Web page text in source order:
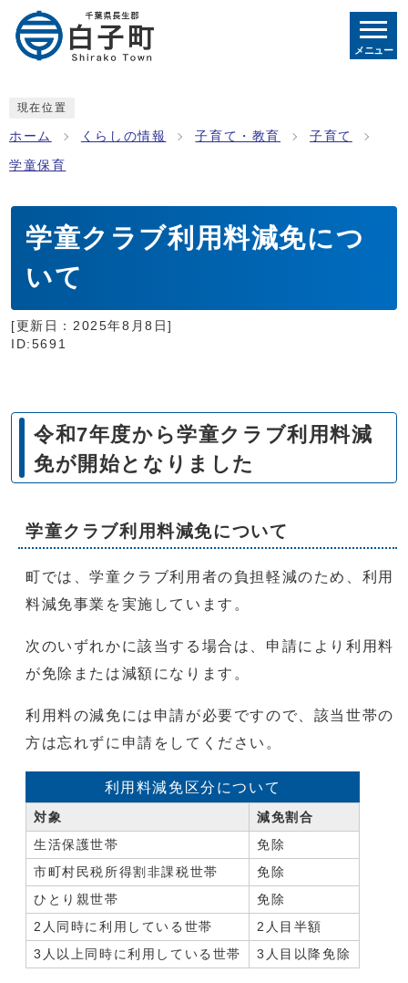
メニュー
現在位置
ホーム くらしの情報 子育て・教育 子育て
学童保育
学童クラブ利用料減免につ
いて
[更新日： 2025年8月8日]
ID:5691
令和7年度から学童クラブ利用料減
免が開始となりました
学童クラブ利用料減免について
町では、学童クラブ利用者の負担軽減のため、利用
料減免事業を実施しています。
次のいずれかに該当する場合は、申請により利用料
が免除または減額になります。
利用料の減免には申請が必要ですので、該当世帯の
方は忘れずに申請をしてください。
利用料減免区分について
対象
減免割合
生活保護世帯
免除
市町村民税所得割非課税世帯
免除
ひとり親世帯
免除
2人同時に利用している世帯
2人目半額
3人以上同時に利用している世帯
3人目以降免除